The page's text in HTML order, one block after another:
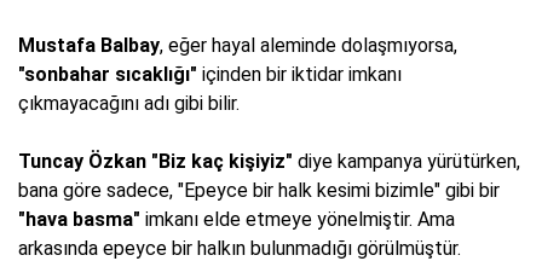
Mustafa Balbay, eğer hayal aleminde dolaşmıyorsa,
"sonbahar sıcaklığı" içinden bir iktidar imkanı
çıkmayacağını adı gibi bilir.
Tuncay Özkan "Biz kaç kişiyiz" diye kampanya yürütürken,
bana göre sadece, "Epeyce bir halk kesimi bizimle" gibi bir
"hava basma" imkanı elde etmeye yönelmiştir. Ama
arkasında epeyce bir halkın bulunmadığı görülmüştür.